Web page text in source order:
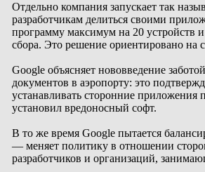
Отдельно компания запускает так
разработчикам делиться своими
программу максимум на 20 устройств
сбора. Это решение ориентировано на
Google объясняет нововведение
документов в аэропорту: это
устанавливать сторонние приложения
установил вредоносный софт.
В то же время Google пытается
— меняет политику в отношении
разработчиков и организаций,